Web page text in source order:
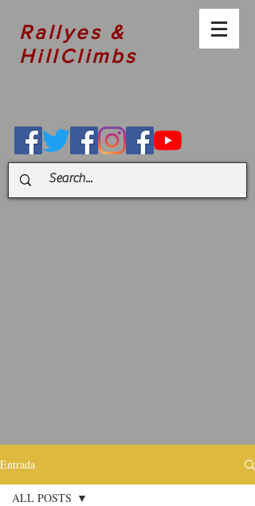
Rallyes &
HillClimbs
Entrada
ALL POSTS